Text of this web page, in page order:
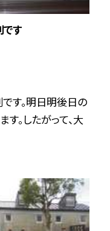
す
す。明日明後日の
。したがって、大